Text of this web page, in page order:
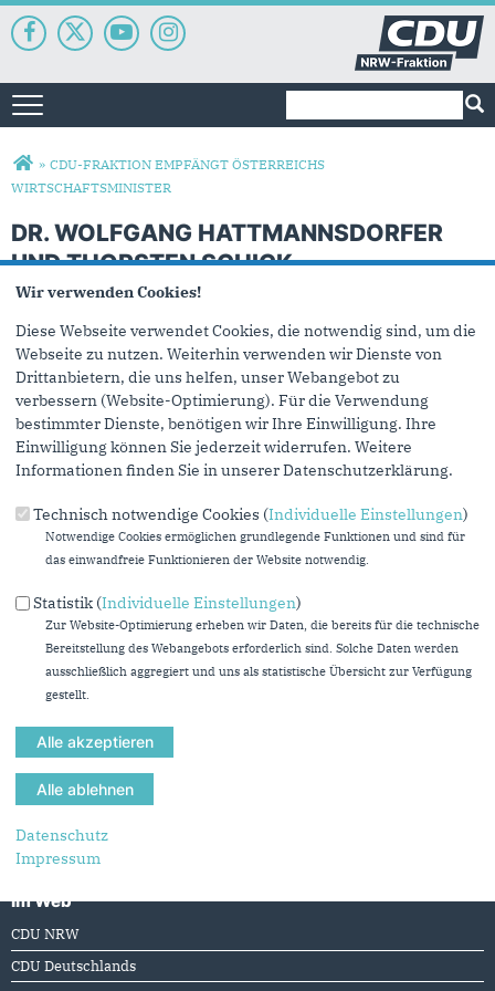
Toggle navigation
Sie sind hier
» CDU-FRAKTION EMPFÄNGT ÖSTERREICHS
WIRTSCHAFTSMINISTER
DR. WOLFGANG HATTMANNSDORFER
UND THORSTEN SCHICK
Originales Bild downloaden
Element 2 von 3
‹ Vorherige|Weiter »
Fußbereich
CDU-Landtagsfraktion Nordrhein-Westfalen
40221Düsseldorf
Fax:(0211) 884-3308
E-Mail:cdu-pressestelle@cdu-nrw-fraktion.de
Im Web
CDU NRW
CDU Deutschlands
Wir verwenden Cookies!
Diese Webseite verwendet Cookies, die notwendig sind, um die
Webseite zu nutzen. Weiterhin verwenden wir Dienste von
Drittanbietern, die uns helfen, unser Webangebot zu
verbessern (Website-Optimierung). Für die Verwendung
bestimmter Dienste, benötigen wir Ihre Einwilligung. Ihre
Einwilligung können Sie jederzeit widerrufen. Weitere
Informationen finden Sie in unserer Datenschutzerklärung.
Technisch notwendige Cookies (Individuelle Einstellungen)
Notwendige Cookies ermöglichen grundlegende Funktionen und sind für
das einwandfreie Funktionieren der Website notwendig.
Statistik (Individuelle Einstellungen)
Zur Website-Optimierung erheben wir Daten, die bereits für die technische
Bereitstellung des Webangebots erforderlich sind. Solche Daten werden
ausschließlich aggregiert und uns als statistische Übersicht zur Verfügung
gestellt.
Datenschutz
Impressum